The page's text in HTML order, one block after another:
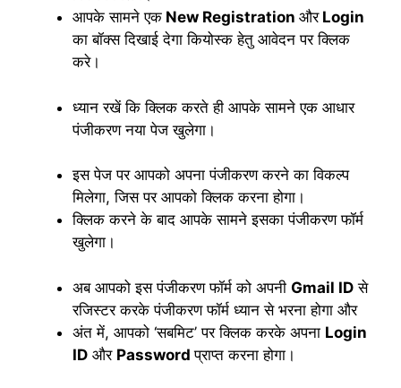
आपके सामने एक New Registration औरLogin
का बॉक्स दिखाई देगा कियोस्क हेतु आवेदन पर क्लिक
करे।
ध्यान रखें कि क्लिक करते ही आपके सामने एक आधार
पंजीकरण नया पेज खुलेगा।
इस पेज पर आपको अपना पंजीकरण करने का विकल्प
मिलेगा, जिस पर आपको क्लिक करना होगा।
क्लिक करने के बाद आपके सामने इसका पंजीकरण फॉर्म
खुलेगा।
अब आपको इस पंजीकरण फॉर्म को अपनी Gmail ID से
रजिस्टर करके पंजीकरण फॉर्म ध्यान से भरना होगा और
अंत में, आपको ‘सबमिट’ पर क्लिक करके अपना Login
ID और Passwordप्राप्त करना होगा।